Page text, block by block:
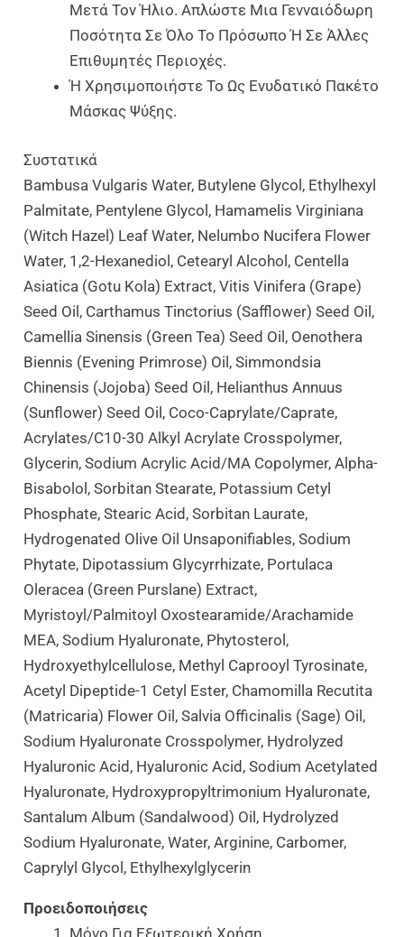
Μετά Τον Ήλιο. Απλώστε Μια Γενναιόδωρη
Ποσότητα Σε Όλο Το Πρόσωπο Ή Σε Άλλες
Επιθυμητές Περιοχές.
Ή Χρησιμοποιήστε Το Ως Ενυδατικό Πακέτο
Μάσκας Ψύξης.
Συστατικά
Bambusa Vulgaris Water, Butylene Glycol, Ethylhexyl
Palmitate, Pentylene Glycol, Hamamelis Virginiana
(Witch Hazel) Leaf Water, Nelumbo Nucifera Flower
Water, 1,2-Hexanediol, Cetearyl Alcohol, Centella
Asiatica (Gotu Kola) Extract, Vitis Vinifera (Grape)
Seed Oil, Carthamus Tinctorius (Safflower) Seed Oil,
Camellia Sinensis (Green Tea) Seed Oil, Oenothera
Biennis (Evening Primrose) Oil, Simmondsia
Chinensis (Jojoba) Seed Oil, Helianthus Annuus
(Sunflower) Seed Oil, Coco-Caprylate/Caprate,
Acrylates/C10-30 Alkyl Acrylate Crosspolymer,
Glycerin, Sodium Acrylic Acid/MA Copolymer, Alpha-
Bisabolol, Sorbitan Stearate, Potassium Cetyl
Phosphate, Stearic Acid, Sorbitan Laurate,
Hydrogenated Olive Oil Unsaponifiables, Sodium
Phytate, Dipotassium Glycyrrhizate, Portulaca
Oleracea (Green Purslane) Extract,
Myristoyl/Palmitoyl Oxostearamide/Arachamide
MEA, Sodium Hyaluronate, Phytosterol,
Hydroxyethylcellulose, Methyl Caprooyl Tyrosinate,
Acetyl Dipeptide-1 Cetyl Ester, Chamomilla Recutita
(Matricaria) Flower Oil, Salvia Officinalis (Sage) Oil,
Sodium Hyaluronate Crosspolymer, Hydrolyzed
Hyaluronic Acid, Hyaluronic Acid, Sodium Acetylated
Hyaluronate, Hydroxypropyltrimonium Hyaluronate,
Santalum Album (Sandalwood) Oil, Hydrolyzed
Sodium Hyaluronate, Water, Arginine, Carbomer,
Caprylyl Glycol, Ethylhexylglycerin
Προειδοποιήσεις
Μόνο Για Εξωτερική Χρήση.